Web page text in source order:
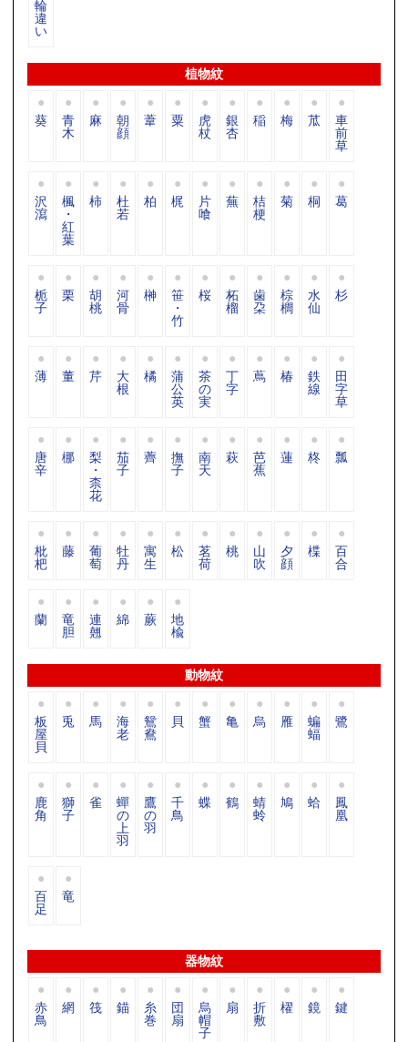
輪
違
い
植物紋
葵 青
木
麻 朝
顔
葦 粟 虎
杖
銀
杏
稲 梅 苽 車
前
草
沢
瀉
楓
・
紅
葉
柿 杜
若
柏 梶 片
喰
蕪 桔
梗
菊 桐 葛
栀
子
栗 胡
桃
河
骨
榊 笹
・
竹
桜 柘
榴
歯
朶
棕
櫚
水
仙
杉
薄 董 芹 大
根
橘 蒲
公
英
茶
の
実
丁
字
蔦 椿 鉄
線
田
字
草
唐
辛
梛 梨
・
柰
花
茄
子
薺 撫
子
南
天
萩 芭
蕉
蓮 柊 瓢
枇
杷
藤 葡
萄
牡
丹
寓
生
松 茗
荷
桃 山
吹
夕
顔
楪 百
合
蘭 竜
胆
連
翹
綿 蕨 地
楡
動物紋
板
屋
貝
兎 馬 海
老
鴛
鴦
貝 蟹 亀 烏 雁 蝙
蝠
鷺
鹿
角
獅
子
雀 蟬
の
上
羽
鷹
の
羽
千
鳥
蝶 鶴 蜻
蛉
鳩 蛤 鳳
凰
百
足
竜
器物紋
赤
鳥
網 筏 錨 糸
巻
団
扇
烏
帽
子
扇 折
敷
櫂 鏡 鍵